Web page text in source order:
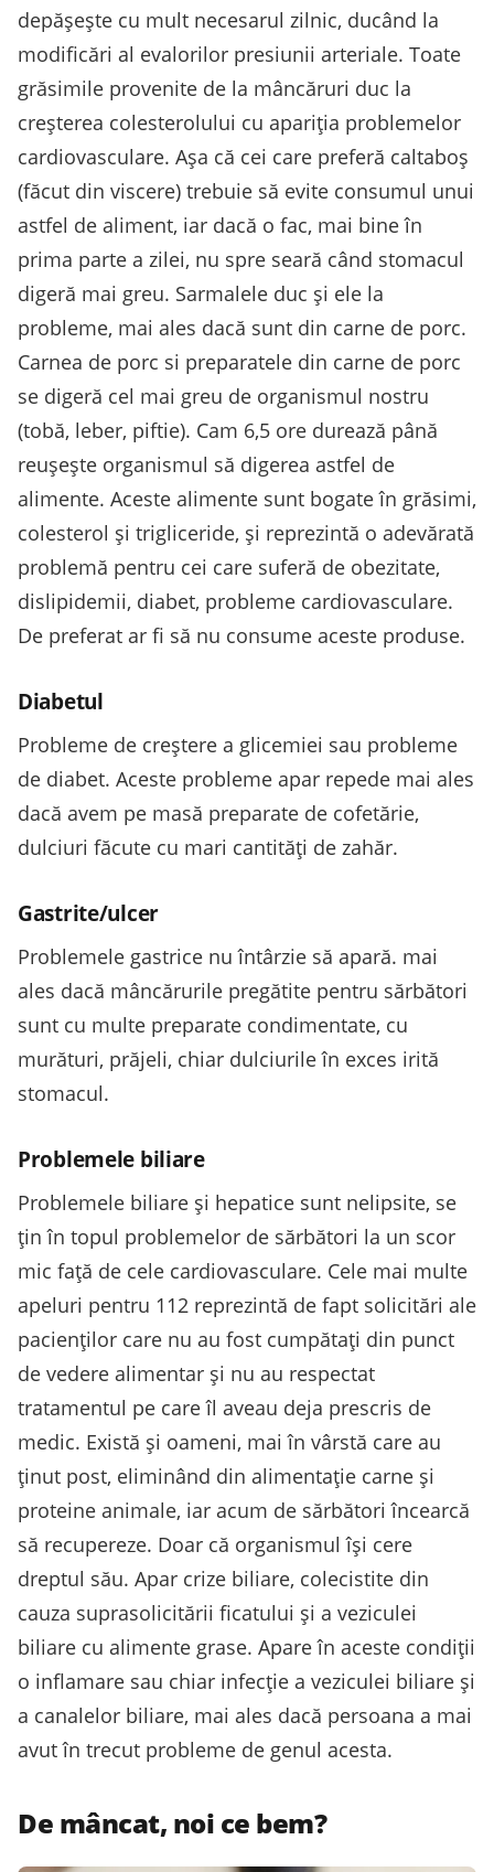
depășește cu mult necesarul zilnic, ducând la
modificări al evalorilor presiunii arteriale. Toate
grăsimile provenite de la mâncăruri duc la
creșterea colesterolului cu apariția problemelor
cardiovasculare. Așa că cei care preferă caltaboș
(făcut din viscere) trebuie să evite consumul unui
astfel de aliment, iar dacă o fac, mai bine în
prima parte a zilei, nu spre seară când stomacul
digeră mai greu. Sarmalele duc și ele la
probleme, mai ales dacă sunt din carne de porc.
Carnea de porc si preparatele din carne de porc
se digeră cel mai greu de organismul nostru
(tobă, leber, piftie). Cam 6,5 ore durează până
reușește organismul să digerea astfel de
alimente. Aceste alimente sunt bogate în grăsimi,
colesterol și trigliceride, și reprezintă o adevărată
problemă pentru cei care suferă de obezitate,
dislipidemii, diabet, probleme cardiovasculare.
De preferat ar fi să nu consume aceste produse.
Diabetul
Probleme de creștere a glicemiei sau probleme
de diabet. Aceste probleme apar repede mai ales
dacă avem pe masă preparate de cofetărie,
dulciuri făcute cu mari cantități de zahăr.
Gastrite/ulcer
Problemele gastrice nu întârzie să apară. mai
ales dacă mâncărurile pregătite pentru sărbători
sunt cu multe preparate condimentate, cu
murături, prăjeli, chiar dulciurile în exces irită
stomacul.
Problemele biliare
Problemele biliare și hepatice sunt nelipsite, se
țin în topul problemelor de sărbători la un scor
mic față de cele cardiovasculare. Cele mai multe
apeluri pentru 112 reprezintă de fapt solicitări ale
pacienților care nu au fost cumpătați din punct
de vedere alimentar și nu au respectat
tratamentul pe care îl aveau deja prescris de
medic. Există și oameni, mai în vârstă care au
ținut post, eliminând din alimentație carne și
proteine animale, iar acum de sărbători încearcă
să recupereze. Doar că organismul își cere
dreptul său. Apar crize biliare, colecistite din
cauza suprasolicitării ficatului și a veziculei
biliare cu alimente grase. Apare în aceste condiții
o inflamare sau chiar infecție a veziculei biliare și
a canalelor biliare, mai ales dacă persoana a mai
avut în trecut probleme de genul acesta.
De mâncat, noi ce bem?